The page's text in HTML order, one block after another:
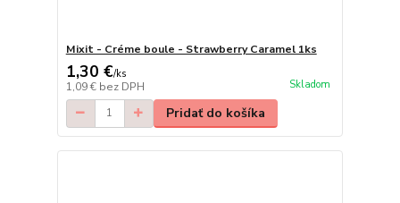
Mixit - Créme boule - Strawberry Caramel 1ks
1,30 €/ks
1,09 € bez DPH Skladom
Pridať do košíka